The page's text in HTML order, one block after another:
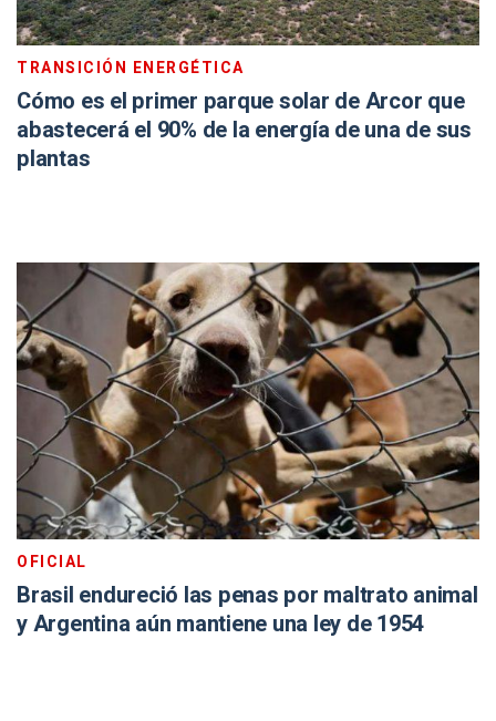
TRANSICIÓN ENERGÉTICA
Cómo es el primer parque solar de Arcor que
abastecerá el 90% de la energía de una de sus
plantas
OFICIAL
Brasil endureció las penas por maltrato animal
y Argentina aún mantiene una ley de 1954